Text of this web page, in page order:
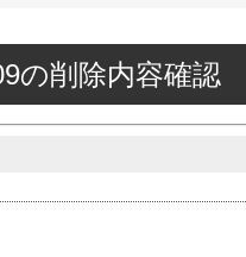
の削除内容確認